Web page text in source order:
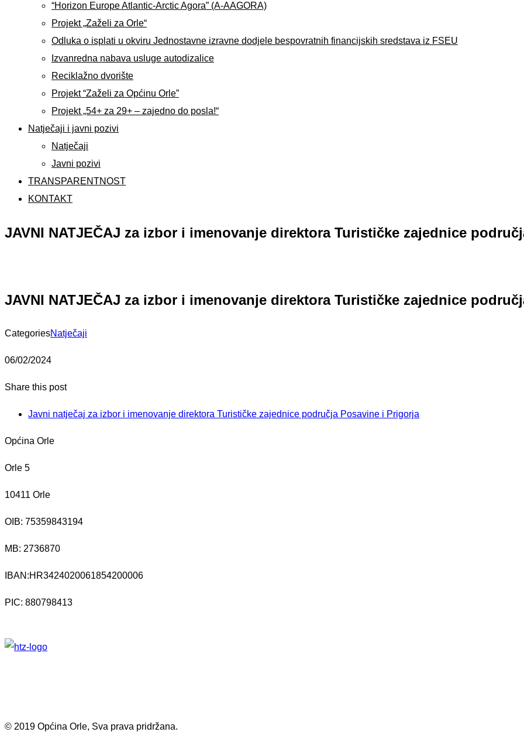
“Horizon Europe Atlantic-Arctic Agora” (A-AAGORA)
Projekt „Zaželi za Orle“
Odluka o isplati u okviru Jednostavne izravne dodjele bespovratnih financijskih sredstava iz FSEU
Izvanredna nabava usluge autodizalice
Reciklažno dvorište
Projekt “Zaželi za Općinu Orle”
Projekt „54+ za 29+ – zajedno do posla!“
Natječaji i javni pozivi
Natječaji
Javni pozivi
TRANSPARENTNOST
KONTAKT
JAVNI NATJEČAJ za izbor i imenovanje direktora Turističke zajednice
JAVNI NATJEČAJ za izbor i imenovanje direktora Turističke zajednice
CategoriesNatječaji
06/02/2024
Share this post
Javni natječaj za izbor i imenovanje direktora Turističke zajednice područja Posavine i Prigorja
Općina Orle
Orle 5
10411 Orle
OIB: 75359843194
MB: 2736870
IBAN:HR3424020061854200006
PIC: 880798413
© 2019 Općina Orle, Sva prava pridržana.